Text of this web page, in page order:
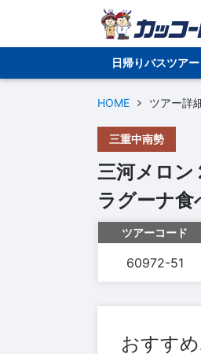
日帰りバスツアー
HOME ツアー詳
三重中南勢
三河メロン
ラグーナ食
ツアーコード
60972-51
おすす